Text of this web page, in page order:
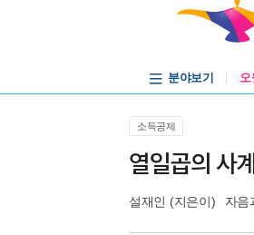
분야보기 오
소득공제
열일곱의 사계
설재인 (지은이) 자음